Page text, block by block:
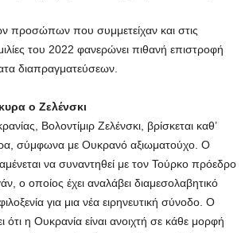
προσώπων που συμμετείχαν και στις
του 2022 φανερώνει πιθανή επιστροφή
διαπραγματεύσεων.
ο Ζελένσκι
Βολοντίμιρ Ζελένσκι, βρίσκεται καθ’
σύμφωνα με Ουκρανό αξιωματούχο. Ο
να συναντηθεί με τον Τούρκο πρόεδρο
ο οποίος έχει αναλάβει διαμεσολαβητικό
για μια νέα ειρηνευτική σύνοδο. Ο
ότι η Ουκρανία είναι ανοιχτή σε κάθε μορφή